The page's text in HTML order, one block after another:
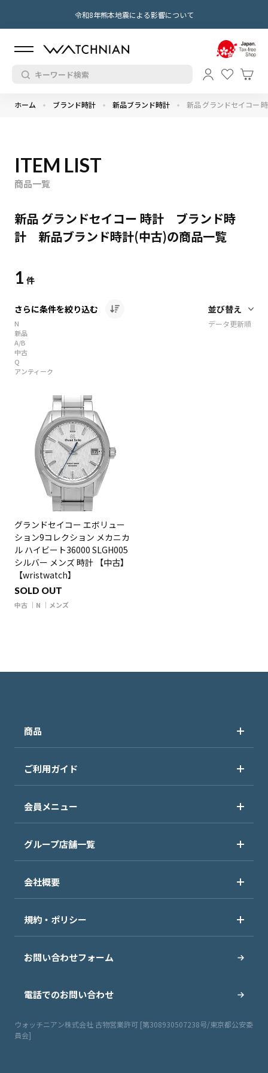
令和8年熊本地震による影響について
ホーム ブランド時計 新品ブランド時計 新品 グランドセイコー
ITEM LIST
商品一覧
新品 グランドセイコー 時計 ブランド時
計 新品ブランド時計(中古)の商品一覧
1 件
さらに条件を絞り込む
N
新品
A/B
中古
Q
アンティーク
データ更新順
グランドセイコー エボリュー
ション9コレクション メカニカ
ル ハイビート36000 SLGH005
シルバー メンズ 時計 【中古】
【wristwatch】
SOLD OUT
中古 N メンズ
商品
ご利用ガイド
会員メニュー
グループ店舗一覧
会社概要
規約・ポリシー
お問い合わせフォーム
電話でのお問い合わせ
ウォッチニアン株式会社 古物営業許可 [第308930507238号/東京都公安委
員会]